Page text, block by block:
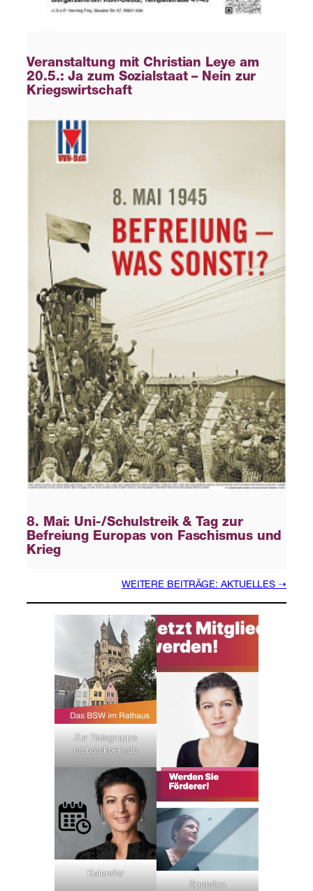
Veranstaltung mit Christian Leye am
20.5.: Ja zum Sozialstaat – Nein zur
Kriegswirtschaft
8. Mai: Uni-/Schulstreik & Tag zur
Befreiung Europas von Faschismus und
Krieg
WEITERE BEITRÄGE: AKTUELLES ➝
Zur Ratsgruppe
rat.bswkoeln.de
Kalender
Spenden